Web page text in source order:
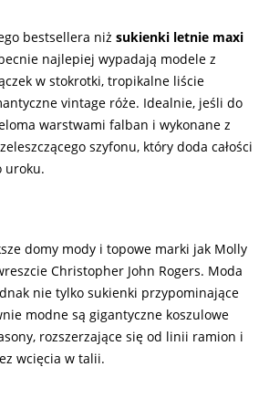
bestsellera niż sukienki letnie maxi
najlepiej wypadają modele z
w stokrotki, tropikalne liście
vintage róże. Idealnie, jeśli do
warstwami falban i wykonane z
szyfonu, który doda całości
uroku.
domy mody i topowe marki jak Molly
Christopher John Rogers. Moda
nie tylko sukienki przypominające
modne są gigantyczne koszulowe
rozszerzające się od linii ramion i
wcięcia w talii.